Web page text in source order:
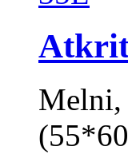
Melni,